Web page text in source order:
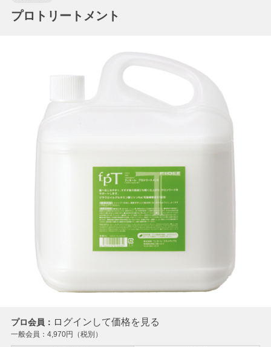
プロトリートメント
プロ会員： ログインして価格を見る
一般会員： 4,970円（税別）